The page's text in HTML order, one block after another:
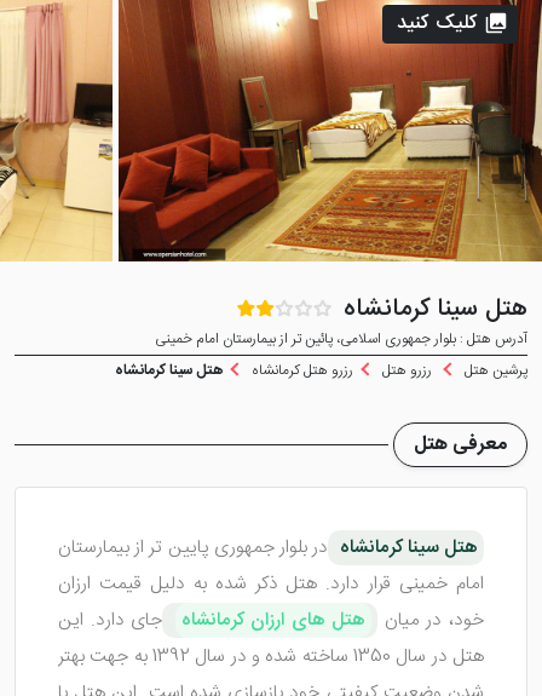
هتل سینا کرمانشاه
آدرس هتل : بلوار جمهوری اسلامی، پائین تر از بیمارستان امام خمینی
پرشین هتل
رزرو هتل رزرو هتل کرمانشاه هتل سینا کرمانشاه
کلیک کنید
معرفی هتل
هتل سینا کرمانشاه در بلوار جمهوری پایین تر از بیمارستان
امام خمینی قرار دارد. هتل ذکر شده به دلیل قیمت ارزان
خود، در میان
هتل های ارزان کرمانشاه
جای دارد. این
هتل در سال 1350 ساخته شده و در سال 1392 به جهت بهتر